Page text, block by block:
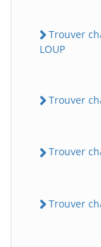
Trouver
LOUP
Trouver
Trouver
Trouver